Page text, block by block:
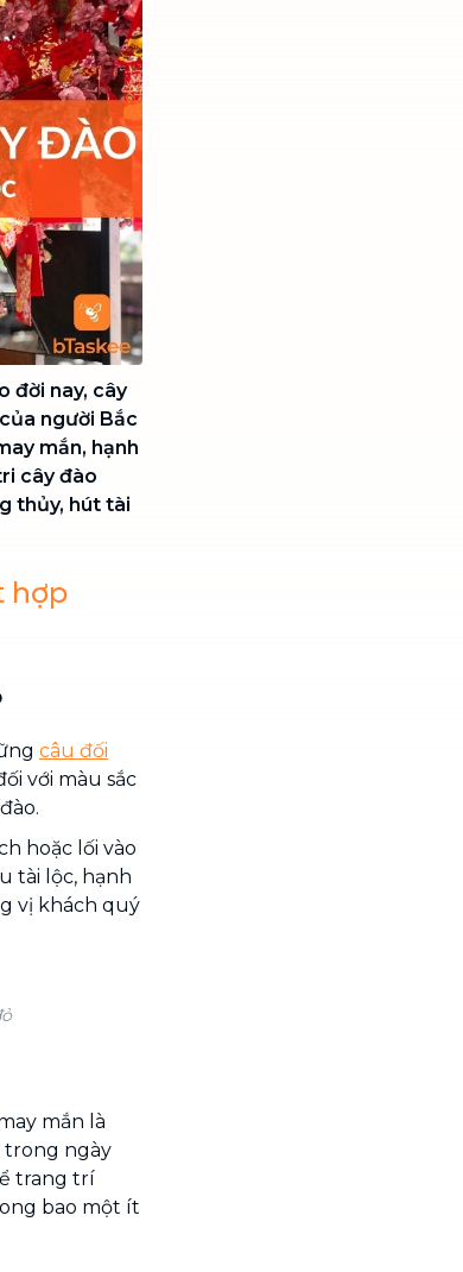
đời nay, cây
người Bắc
mắn, hạnh
cây đào
thủy, hút tài
hợp
câu đối
với màu sắc
hoặc lối vào
tài lộc, hạnh
vị khách quý
mắn là
trong ngày
trang trí
bao một ít